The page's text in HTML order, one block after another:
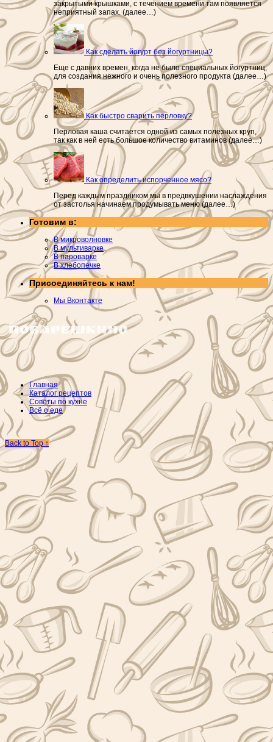
закрытыми крышками, с течением времени там появляется
неприятный запах. (далее…)
Как сделать йогурт без йогуртницы?
Еще с давних времен, когда не было специальных йогуртниц,
для создания нежного и очень полезного продукта (далее…)
Как быстро сварить перловку?
Перловая каша считается одной из самых полезных круп,
так как в ней есть большое количество витаминов (далее…)
Как определить испорченное мясо?
Перед каждым праздником мы в предвкушении наслаждения
от застолья начинаем продумывать меню (далее…)
Готовим в:
В микроволновке
В мультиварке
В пароварке
В хлебопечке
Присоединяйтесь к нам!
Мы Вконтакте
Главная
Каталог рецептов
Советы по кухне
Всё о еде
Back to Top ↑